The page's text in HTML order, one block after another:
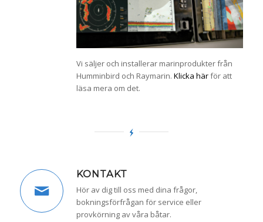
Vi säljer och installerar marinprodukter från
Humminbird och Raymarin. Klicka härför att
läsa mera om det.
KONTAKT
Hör av dig till oss med dina frågor,
bokningsförfrågan för service eller
provkörning av våra båtar.